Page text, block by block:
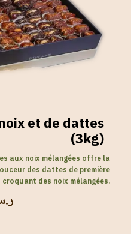
et de dattes
(3kg)
aux noix mélangées offre la
des dattes de première
des noix mélangées.